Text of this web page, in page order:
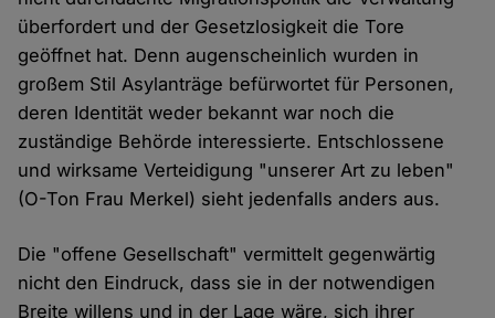
überfordert und der Gesetzlosigkeit die Tore
geöffnet hat. Denn augenscheinlich wurden in
großem Stil Asylanträge befürwortet für Personen,
deren Identität weder bekannt war noch die
zuständige Behörde interessierte. Entschlossene
und wirksame Verteidigung "unserer Art zu leben"
(O-Ton Frau Merkel) sieht jedenfalls anders aus.
Die "offene Gesellschaft" vermittelt gegenwärtig
nicht den Eindruck, dass sie in der notwendigen
Breite willens und in der Lage wäre, sich ihrer